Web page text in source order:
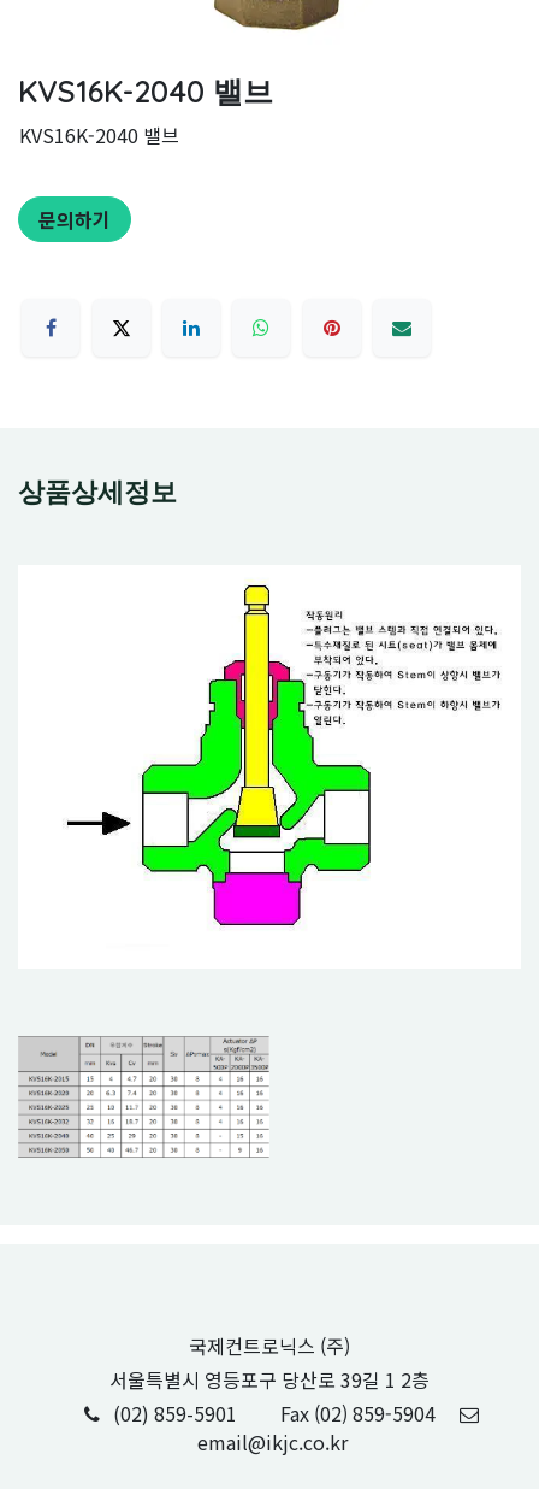
KVS16K-2040 밸브
KVS16K-2040 밸브
문의하기
상품상세정보
국제컨트로닉스 (주)
서울특별시 영등포구 당산로 39길 1 2층
(02) 859-5901
Fax (02) 859-5904
email@ikjc.co.kr